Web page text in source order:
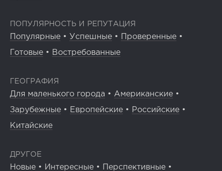
ПОПУЛЯРНОСТЬ И РЕПУТАЦИЯ
Популярные • Успешные • Проверенные •
Готовые • Востребованные
ГЕОГРАФИЯ
Для маленького города • Американские •
Зарубежные • Европейские • Российские •
Китайские
ДРУГОЕ
Новые • Интересные • Перспективные •